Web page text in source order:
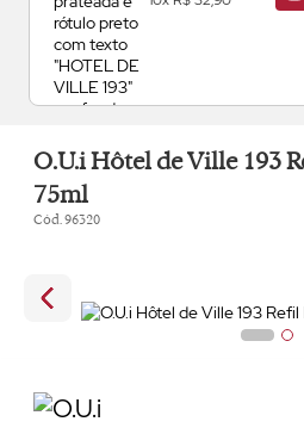
O.U.i Hôtel de Ville 193
75ml
Cód. 96320